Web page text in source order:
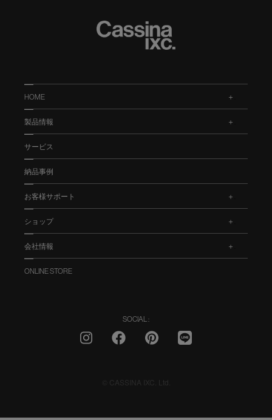
HOME
製品情報
サービス
納品事例
お客様サポート
ショップ
会社情報
ONLINE STORE
SOCIAL :
© CASSINA IXC. Ltd.